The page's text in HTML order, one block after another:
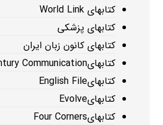
کتابهای World Link
کتابهای پزشکی
کتابهای کانون زبان ایران
کتابهای21st Century Communication
کتابهایEnglish File
کتابهایEvolve
کتابهایFour Corners